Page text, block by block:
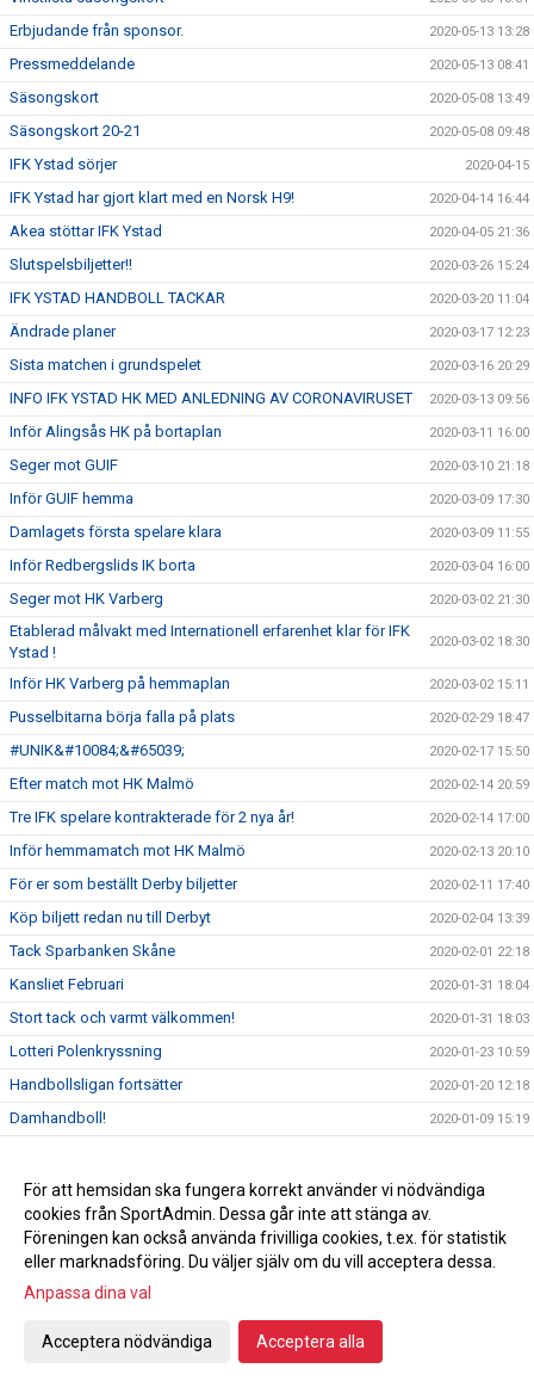
Erbjudande från sponsor. 2020-05-13 13:28
Pressmeddelande 2020-05-13 08:41
Säsongskort 2020-05-08 13:49
Säsongskort 20-21 2020-05-08 09:48
IFK Ystad sörjer 2020-04-15
IFK Ystad har gjort klart med en Norsk H9! 2020-04-14 16:44
Akea stöttar IFK Ystad 2020-04-05 21:36
Slutspelsbiljetter!! 2020-03-26 15:24
IFK YSTAD HANDBOLL TACKAR 2020-03-20 11:04
Ändrade planer 2020-03-17 12:23
Sista matchen i grundspelet 2020-03-16 20:29
INFO IFK YSTAD HK MED ANLEDNING AV CORONAVIRUSET 2020-03-13 09:56
Inför Alingsås HK på bortaplan 2020-03-11 16:00
Seger mot GUIF 2020-03-10 21:18
Inför GUIF hemma 2020-03-09 17:30
Damlagets första spelare klara 2020-03-09 11:55
Inför Redbergslids IK borta 2020-03-04 16:00
Seger mot HK Varberg 2020-03-02 21:30
Etablerad målvakt med Internationell erfarenhet klar för IFK
Ystad !
2020-03-02 18:30
Inför HK Varberg på hemmaplan 2020-03-02 15:11
Pusselbitarna börja falla på plats 2020-02-29 18:47
#UNIK&#10084;&#65039; 2020-02-17 15:50
Efter match mot HK Malmö 2020-02-14 20:59
Tre IFK spelare kontrakterade för 2 nya år! 2020-02-14 17:00
Inför hemmamatch mot HK Malmö 2020-02-13 20:10
För er som beställt Derby biljetter 2020-02-11 17:40
Köp biljett redan nu till Derbyt 2020-02-04 13:39
Tack Sparbanken Skåne 2020-02-01 22:18
Kansliet Februari 2020-01-31 18:04
Stort tack och varmt välkommen! 2020-01-31 18:03
Lotteri Polenkryssning 2020-01-23 10:59
Handbollsligan fortsätter 2020-01-20 12:18
Damhandboll! 2020-01-09 15:19
Seger hemma mot Önnered 2019-12-27 21:12
Inför Önnered på hemmaplan 2019-12-27 00:35
God jul & Gott nytt år 2019-12-23 10:27
Vinst mot Sävehof
Svenska mästarna gästar Ystad Arena
Vi söker ny kanslist
För att hemsidan ska fungera korrekt använder vi nödvändiga
cookies från SportAdmin. Dessa går inte att stänga av.
Föreningen kan också använda frivilliga cookies, t.ex. för statistik
eller marknadsföring. Du väljer själv om du vill acceptera dessa.
Anpassa dina val
Acceptera nödvändiga Acceptera alla